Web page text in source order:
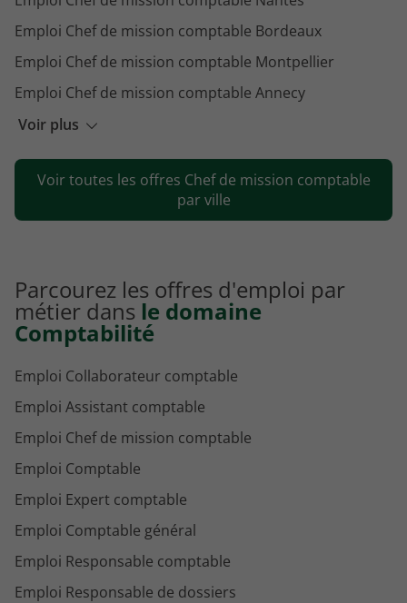
Voir plus
Emploi Chef de mission comptable Bordeaux
Emploi Chef de mission comptable Montpellier
Emploi Chef de mission comptable Annecy
Emploi Chef de mission comptable Angers
Emploi Chef de mission comptable Cannes
Emploi Chef de mission comptable Strasbourg
Voir toutes les offres Chef de mission comptable
par ville
Parcourez les offres d'emploi par
métier dans le domaine
Comptabilité
Emploi Collaborateur comptable
Emploi Assistant comptable
Emploi Chef de mission comptable
Emploi Comptable
Emploi Expert comptable
Emploi Comptable général
Emploi Responsable comptable
Emploi Responsable de dossiers